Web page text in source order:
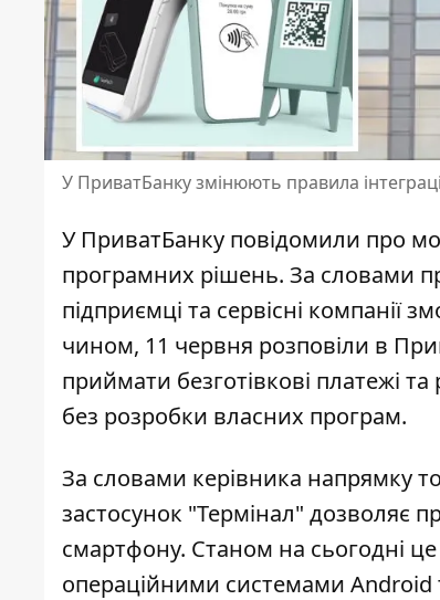
У ПриватБанку змінюють правила
У ПриватБанку повідомили про
програмних рішень. За словами
підприємці та сервісні компанії
чином, 11 червня розповіли в
приймати безготівкові платежі
без розробки власних програм.
За словами керівника напрямку
застосунок "Термінал" дозволяє
смартфону. Станом на сьогодні
операційними системами Android